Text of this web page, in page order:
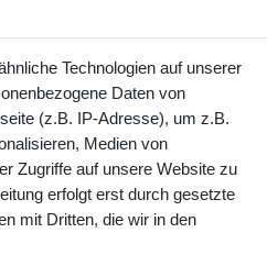
400
und zzgl. Service- und
Technologien auf unserer
Daten von
(z.B. IP-Adresse), um z.B.
Medien von
Zugriffe auf unsere Website zu
erfolgt erst durch gesetzte
mit Dritten, die wir in den